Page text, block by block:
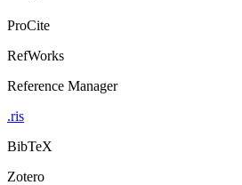
ProCite
RefWorks
Reference Manager
.ris
BibTeX
Zotero